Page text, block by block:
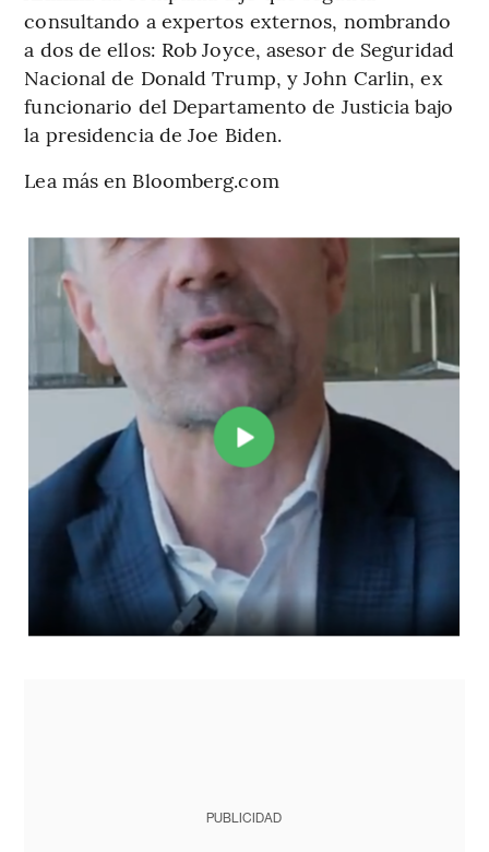
consultando a expertos externos, nombrando
a dos de ellos: Rob Joyce, asesor de Seguridad
Nacional de Donald Trump, y John Carlin, ex
funcionario del Departamento de Justicia bajo
la presidencia de Joe Biden.
Lea más en Bloomberg.com
PUBLICIDAD